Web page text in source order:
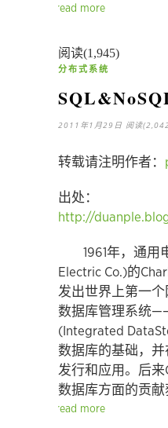
read more
阅读(1,945)
分布式系统
2011年1月29日 阅读
转载请注明作者：
出处：
http://
1961年，通用
Electric Co.)的
发出世界上第一个
数据库管理系统
(Integrated
数据库的基础，
发行和应用。后来
数据库方面的贡献
read more